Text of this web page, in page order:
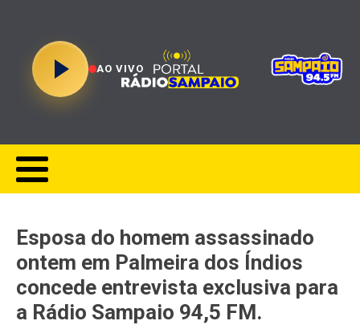
AO VIVO
Esposa do homem assassinado
ontem em Palmeira dos Índios
concede entrevista exclusiva para
a Rádio Sampaio 94,5 FM.